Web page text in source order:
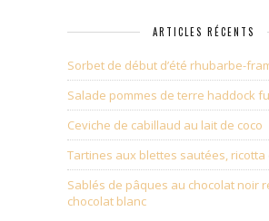
ARTICLES RÉCENTS
Sorbet de début d’été rhubarbe-
Salade pommes de terre haddock
Ceviche de cabillaud au lait de coco
Tartines aux blettes sautées,
Sablés de pâques au chocolat noir
chocolat blanc